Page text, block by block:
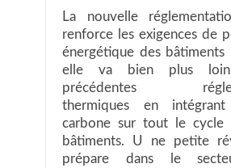
La nouvelle
renforce les exigences de
énergétique des bâtiments
elle va bien plus
précédentes
thermiques en
carbone sur tout le cycle
bâtiments. U ne petite
prépare dans le